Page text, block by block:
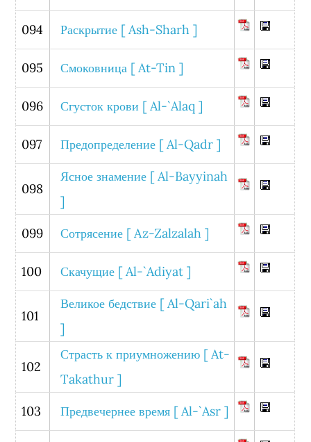
094 Раскрытие [ Ash-Sharh ]
095 Смоковница [ At-Tin ]
096 Сгусток крови [ Al-`Alaq ]
097 Предопределение [ Al-Qadr ]
098
Ясное знамение [ Al-Bayyinah
]
099
Сотрясение [ Az-Zalzalah ]
100 Скачущие [ Al-`Adiyat ]
101
Великое бедствие [ Al-Qari`ah
]
102
Страсть к приумножению [ At-
Takathur ]
103
Предвечернее время [ Al-`Asr ]